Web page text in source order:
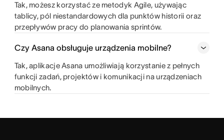
Tak, możesz korzystać ze metodyk Agile, używając
tablicy, pól niestandardowych dla punktów historii oraz
przepływów pracy do planowania sprintów.
Czy Asana obsługuje urządzenia mobilne?
Tak, aplikacje Asana umożliwiają korzystanie z pełnych
funkcji zadań, projektów i komunikacji na urządzeniach
mobilnych.